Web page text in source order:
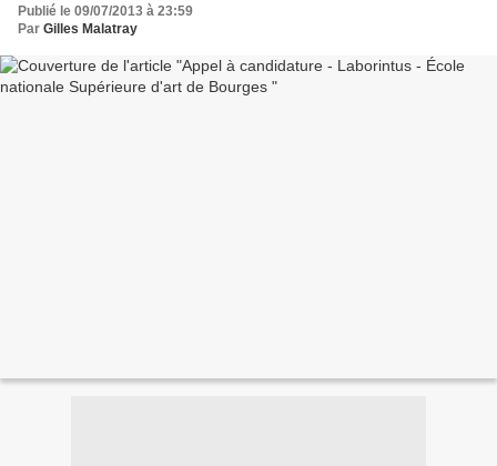
Publié le 09/07/2013 à 23:59
Par Gilles Malatray